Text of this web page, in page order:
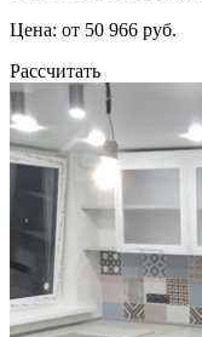
Цена: от 50 966 руб.
Рассчитать